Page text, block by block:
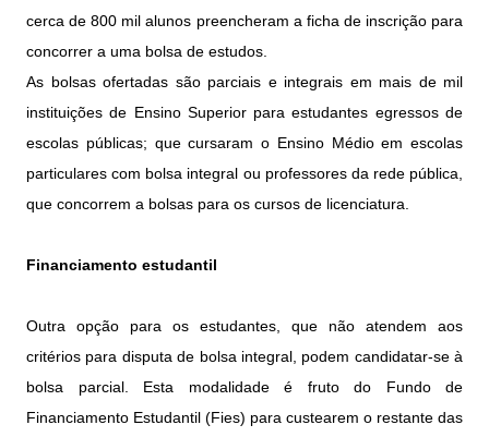
cerca de 800 mil alunos preencheram a ficha de inscrição para
concorrer a uma bolsa de estudos.
As bolsas ofertadas são parciais e integrais em mais de mil
instituições de Ensino Superior para estudantes egressos de
escolas públicas; que cursaram o Ensino Médio em escolas
particulares com bolsa integral ou professores da rede pública,
que concorrem a bolsas para os cursos de licenciatura.
Financiamento estudantil
Outra opção para os estudantes, que não atendem aos
critérios para disputa de bolsa integral, podem candidatar-se à
bolsa parcial. Esta modalidade é fruto do Fundo de
Financiamento Estudantil (Fies) para custearem o restante das